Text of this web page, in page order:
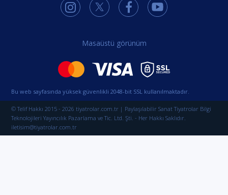
Masaüstü görünüm
Bu web sayfasında yüksek güvenlikli 2048-bit SSL kullanılmaktadır.
© Telif Hakkı 2015 - 2026 tiyatrolar.com.tr | Paylaşılabilir Sanat Tiyatrolar Bilgi
Teknolojileri Yayıncılık Pazarlama ve Tic. Ltd. Şti. - Her Hakkı Saklıdır.
iletisim@tiyatrolar.com.tr